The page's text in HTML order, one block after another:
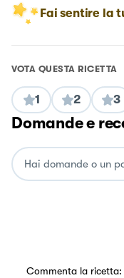
Fai sentire la
VOTA QUESTA RICETTA
1 2 3
Domande e
Commenta la